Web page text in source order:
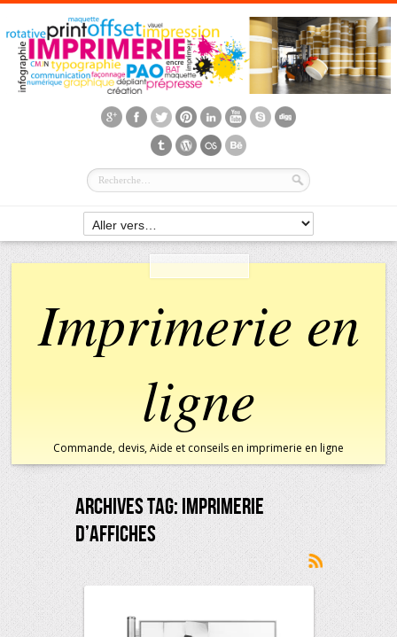
Imprimerie en
ligne
Commande, devis, Aide et conseils en imprimerie en ligne
Archives Tag:Imprimerie
D’affiches